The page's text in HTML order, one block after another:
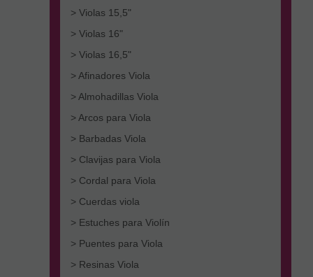
> Violas 15,5"
> Violas 16"
> Violas 16,5"
> Afinadores Viola
> Almohadillas Viola
> Arcos para Viola
> Barbadas Viola
> Clavijas para Viola
> Cordal para Viola
> Cuerdas viola
> Estuches para Violín
> Puentes para Viola
> Resinas Viola